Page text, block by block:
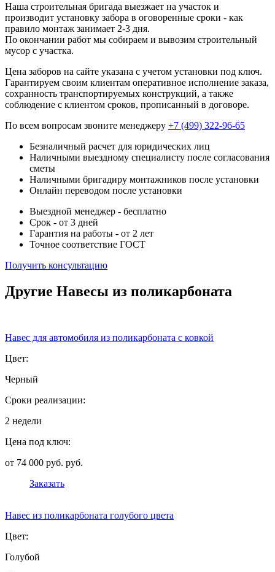
Наша строительная бригада выезжает на участок и
производит установку забора в оговоренные сроки - как
правило монтаж занимает 2-3 дня.
По окончании работ мы собираем и вывозим строительный
мусор с участка.
Цена заборов на сайте указана с учетом установки под ключ.
Гарантируем своим клиентам оперативное исполнение заказа,
сохранность транспортируемых конструкций, а также
соблюдение с клиентом сроков, прописанный в договоре.
По всем вопросам звоните менеджеру +7 (499) 322-96-65
Безналичный расчет для юридических лиц
Наличными выездному специалисту после согласования
сметы
Наличными бригадиру монтажников после установки
Онлайн переводом после установки
Выездной менеджер - бесплатно
Срок - от 3 дней
Гарантия на работы - от 2 лет
Точное соответствие ГОСТ
Получить консультацию
Другие Навесы из поликарбоната
Навес для автомобиля из поликарбоната с ковкой
Цвет:
Черный
Сроки реализации:
2 недели
Цена под ключ:
от 74 000 руб. руб.
Заказать
Навес из поликарбоната голубого цвета
Цвет:
Голубой